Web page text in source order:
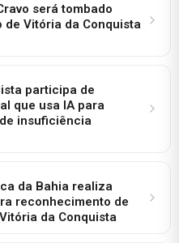
será tombado
de Vitória da Conquista
participa de
que usa IA para
insuficiência
da Bahia realiza
reconhecimento de
da Conquista